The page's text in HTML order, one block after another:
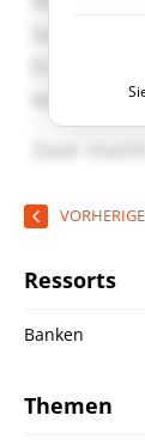
Ressorts
Banken
Themen